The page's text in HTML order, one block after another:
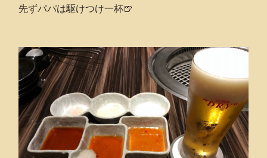
先ずパパは駆けつけ一杯🍺